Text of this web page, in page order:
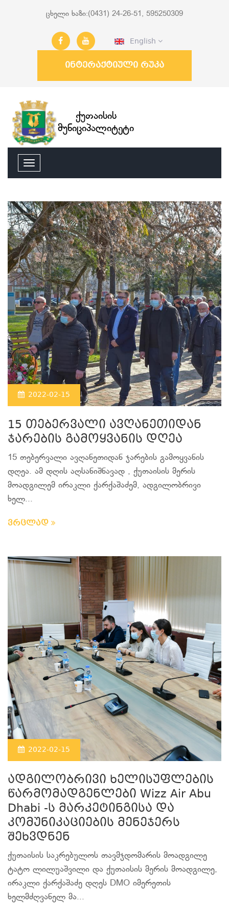
ცხელი ხაზი:(0431) 24-26-51, 595250309
English
ინტერაქტიული რუკა
ქუთაისის
მუნიციპალიტეტი
2022-02-15
15 თებერვალი ავღანეთიდან
ჯარების გამოყვანის დღეა
15 თებერვალი ავღანეთიდან ჯარების გამოყვანის
დღეა. ამ დღის აღსანიშნავად , ქუთაისის მერის
მოადგილემ ირაკლი ქარქაშაძემ, ადგილობრივი
ხელ...
ვრცლად
2022-02-15
ადგილობრივი ხელისუფლების
წარმომადგენლები Wizz Air Abu
Dhabi -ს მარკეტინგისა და
კომუნიკაციების მენეჯერს
შეხვდნენ
ქუთაისის საკრებულოს თავმჯდომარის მოადგილე
ტატო ლილუაშვილი და ქუთაისის მერის მოადგილე,
ირაკლი ქარქაშაძე დღეს DMO იმერეთის
ხელმძღვანელ მა...